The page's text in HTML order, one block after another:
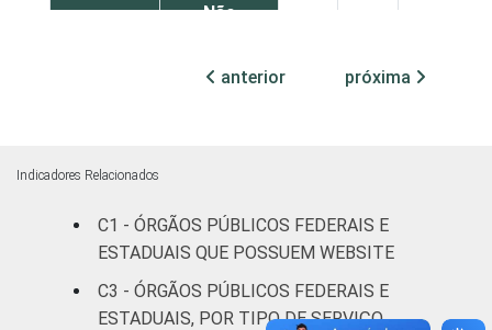
Não
Pesquisa sobre o uso das tecnologias de
brasileiro - TIC Governo Eletrônico 2017
anterior próxima
Indicadores Relacionados
C1 - ÓRGÃOS PÚBLICOS FEDERAIS E
ESTADUAIS QUE POSSUEM WEBSITE
C3 - ÓRGÃOS PÚBLICOS FEDERAIS E
ESTADUAIS, POR TIPO DE SERVIÇO